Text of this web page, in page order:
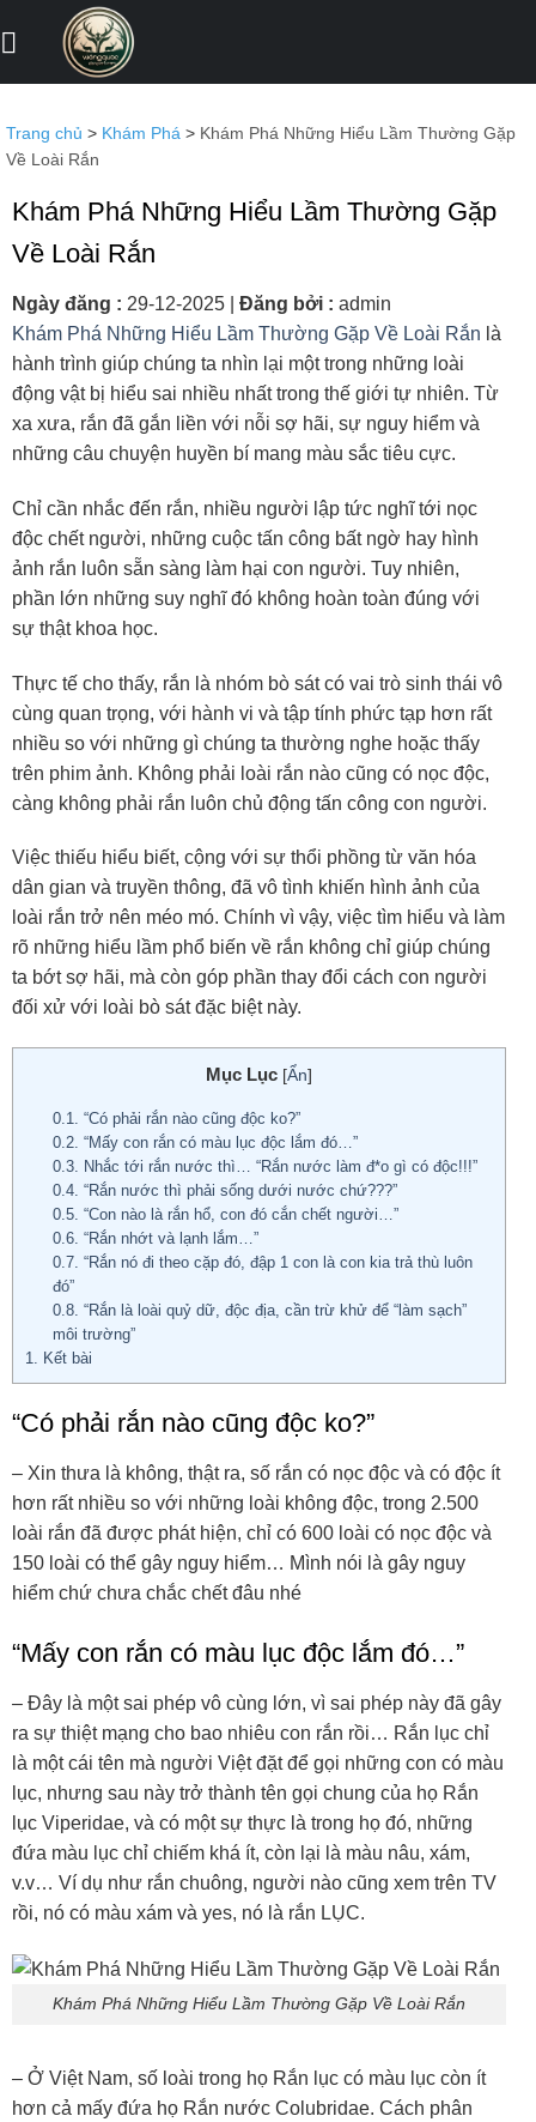
Trang chủ > Khám Phá > Khám Phá Những Hiểu Lầm Thường Gặp
Về Loài Rắn
Khám Phá Những Hiểu Lầm Thường Gặp
Về Loài Rắn
Ngày đăng : 29-12-2025 Đăng bởi : admin
Khám Phá Những Hiểu Lầm Thường Gặp Về Loài Rắn là
hành trình giúp chúng ta nhìn lại một trong những loài
động vật bị hiểu sai nhiều nhất trong thế giới tự nhiên. Từ
xa xưa, rắn đã gắn liền với nỗi sợ hãi, sự nguy hiểm và
những câu chuyện huyền bí mang màu sắc tiêu cực.
Chỉ cần nhắc đến rắn, nhiều người lập tức nghĩ tới nọc
độc chết người, những cuộc tấn công bất ngờ hay hình
ảnh rắn luôn sẵn sàng làm hại con người. Tuy nhiên,
phần lớn những suy nghĩ đó không hoàn toàn đúng với
sự thật khoa học.
Thực tế cho thấy, rắn là nhóm bò sát có vai trò sinh thái vô
cùng quan trọng, với hành vi và tập tính phức tạp hơn rất
nhiều so với những gì chúng ta thường nghe hoặc thấy
trên phim ảnh. Không phải loài rắn nào cũng có nọc độc,
càng không phải rắn luôn chủ động tấn công con người.
Việc thiếu hiểu biết, cộng với sự thổi phồng từ văn hóa
dân gian và truyền thông, đã vô tình khiến hình ảnh của
loài rắn trở nên méo mó. Chính vì vậy, việc tìm hiểu và làm
rõ những hiểu lầm phổ biến về rắn không chỉ giúp chúng
ta bớt sợ hãi, mà còn góp phần thay đổi cách con người
đối xử với loài bò sát đặc biệt này.
Mục Lục [Ẩn]
0.1. “Có phải rắn nào cũng độc ko?”
0.2. “Mấy con rắn có màu lục độc lắm đó…”
0.3. Nhắc tới rắn nước thì… “Rắn nước làm đ*o gì có độc!!!”
0.4. “Rắn nước thì phải sống dưới nước chứ???”
0.5. “Con nào là rắn hổ, con đó cắn chết người…”
0.6. “Rắn nhớt và lạnh lắm…”
0.7. “Rắn nó đi theo cặp đó, đập 1 con là con kia trả thù luôn
đó”
0.8. “Rắn là loài quỷ dữ, độc địa, cần trừ khử để “làm sạch”
môi trường”
1. Kết bài
“Có phải rắn nào cũng độc ko?”
– Xin thưa là không, thật ra, số rắn có nọc độc và có độc ít
hơn rất nhiều so với những loài không độc, trong 2.500
loài rắn đã được phát hiện, chỉ có 600 loài có nọc độc và
150 loài có thể gây nguy hiểm… Mình nói là gây nguy
hiểm chứ chưa chắc chết đâu nhé
“Mấy con rắn có màu lục độc lắm đó…”
– Đây là một sai phép vô cùng lớn, vì sai phép này đã gây
ra sự thiệt mạng cho bao nhiêu con rắn rồi… Rắn lục chỉ
là một cái tên mà người Việt đặt để gọi những con có màu
lục, nhưng sau này trở thành tên gọi chung của họ Rắn
lục Viperidae, và có một sự thực là trong họ đó, những
đứa màu lục chỉ chiếm khá ít, còn lại là màu nâu, xám,
v.v… Ví dụ như rắn chuông, người nào cũng xem trên TV
rồi, nó có màu xám và yes, nó là rắn LỤC.
Khám Phá Những Hiểu Lầm Thường Gặp Về Loài Rắn
– Ở Việt Nam, số loài trong họ Rắn lục có màu lục còn ít
hơn cả mấy đứa họ Rắn nước Colubridae. Cách phân